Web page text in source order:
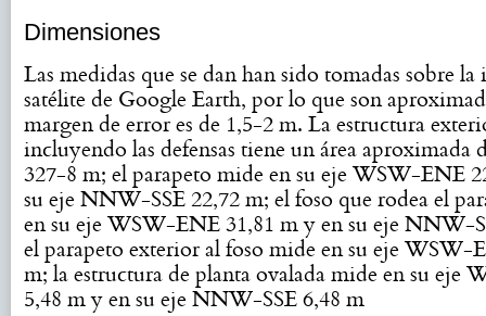
Dimensiones
Las medidas que se dan han sido tomadas sobre la
satélite de Google Earth, por lo que son
margen de error es de 1,5-2 m. La estructura
incluyendo las defensas tiene un área aproximada
327-8 m; el parapeto mide en su eje WSW-ENE
su eje NNW-SSE 22,72 m; el foso que rodea el
en su eje WSW-ENE 31,81 m y en su eje NNW-
el parapeto exterior al foso mide en su eje WSW-
m; la estructura de planta ovalada mide en su eje
5,48 m y en su eje NNW-SSE 6,48 m